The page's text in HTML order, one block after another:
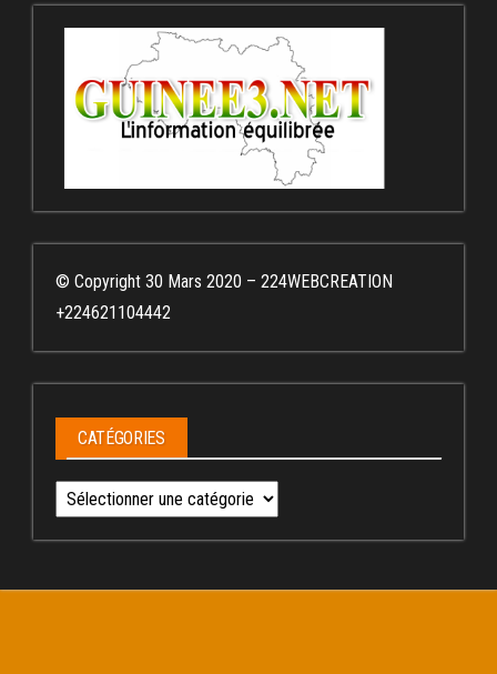
© Copyright 30 Mars 2020 – 224WEBCREATION
+224621104442
CATÉGORIES
Catégories